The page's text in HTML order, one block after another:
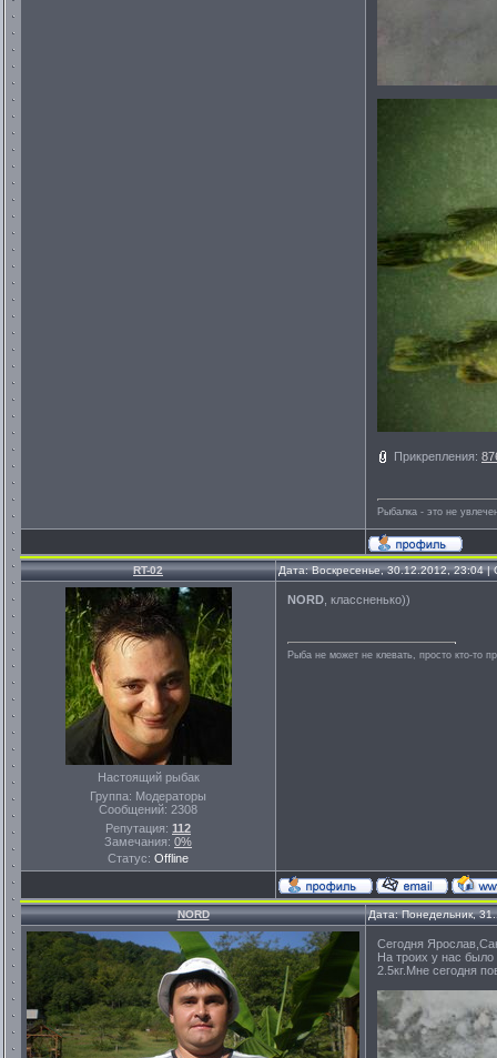
Прикрепления:
Рыбалка - это не
RT-02 Дата: Воскресенье, 30.12.2012, 23:04
Настоящий рыбак
Группа: Модераторы
Сообщений: 2308
Репутация: 112
Замечания: 0%
Статус: Offline
NORD , классненько))
Рыба не может не клевать, просто кто-то
NORD Дата: Понедельник,
Сегодня
На троих у нас было
2.5кг.Мне сегодня